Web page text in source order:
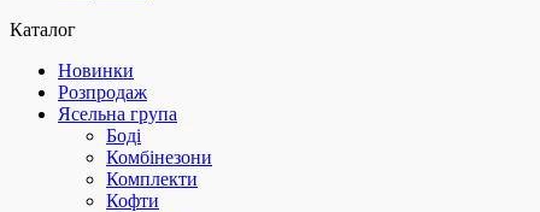
Каталог
Новинки
Розпродаж
Ясельна група
Боді
Комбінезони
Комплекти
Кофти